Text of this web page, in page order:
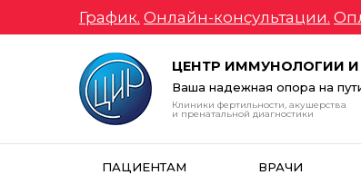
График. Онлайн-консультации.
ЦЕНТР ИММУНОЛОГИИ
Ваша надежная опора на
Клиники фертильности, акушерства
и пренатальной диагностики
ПАЦИЕНТАМ ВРАЧИ